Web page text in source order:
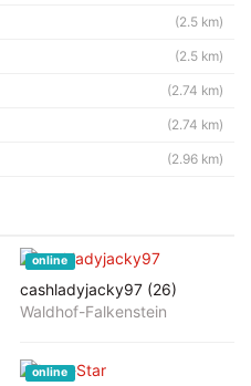
(2.5 km)
(2.5 km)
(2.74 km)
(2.74 km)
(2.96 km)
online
cashladyjacky97 (26)
Waldhof-Falkenstein
online